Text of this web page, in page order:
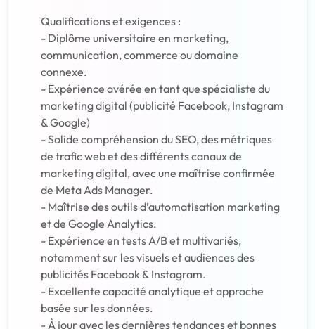
Qualifications et exigences :
- Diplôme universitaire en marketing,
communication, commerce ou domaine
connexe.
- Expérience avérée en tant que spécialiste du
marketing digital (publicité Facebook, Instagram
& Google)
- Solide compréhension du SEO, des métriques
de trafic web et des différents canaux de
marketing digital, avec une maîtrise confirmée
de Meta Ads Manager.
- Maîtrise des outils d’automatisation marketing
et de Google Analytics.
- Expérience en tests A/B et multivariés,
notamment sur les visuels et audiences des
publicités Facebook & Instagram.
- Excellente capacité analytique et approche
basée sur les données.
- À jour avec les dernières tendances et bonnes